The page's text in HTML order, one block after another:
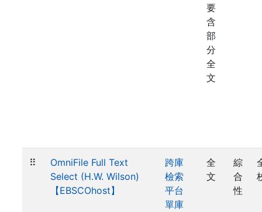
要
含
部
分
全
文
⠿
OmniFile Full Text
Select (H.W. Wilson)
【EBSCOhost】
跨庫
檢索
平台
單庫
全
文
綜
合
性